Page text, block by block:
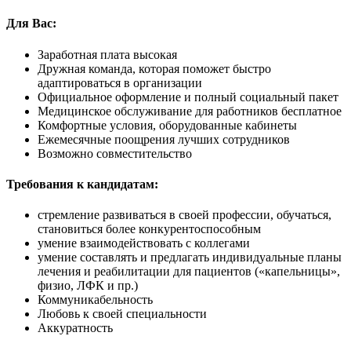
Для Вас:
Заработная плата высокая
Дружная команда, которая поможет быстро
адаптироваться в организации
Официальное оформление и полный социальный пакет
Медицинское обслуживание для работников бесплатное
Комфортные условия, оборудованные кабинеты
Ежемесячные поощрения лучших сотрудников
Возможно совместительство
Требования к кандидатам:
стремление развиваться в своей профессии, обучаться,
становиться более конкурентоспособным
умение взаимодействовать с коллегами
умение составлять и предлагать индивидуальные планы
лечения и реабилитации для пациентов («капельницы»,
физио, ЛФК и пр.)
Коммуникабельность
Любовь к своей специальности
Аккуратность